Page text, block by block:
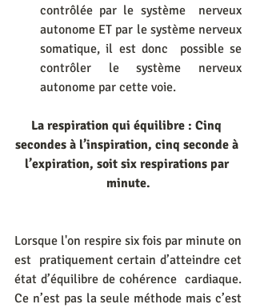
contrôlée par le système  nerveux
autonome ET par le système nerveux
somatique, il est donc  possible se
contrôler le système nerveux
autonome par cette voie.
La respiration qui équilibre : Cinq
secondes à l’inspiration, cinq seconde à
l’expiration, soit six respirations par
minute.
Lorsque l'on respire six fois par minute on
est  pratiquement certain d’atteindre cet
état d’équilibre de cohérence  cardiaque.
Ce n’est pas la seule méthode mais c’est